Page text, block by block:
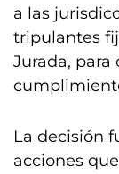
a las
tripulantes
Jurada,
La decisión
acciones